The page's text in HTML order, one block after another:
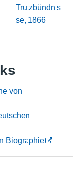
Trutzbündnis
se, 1866
von
Biographie